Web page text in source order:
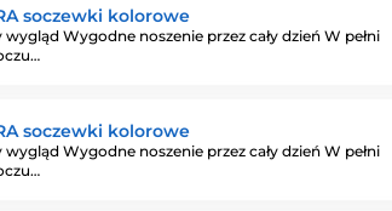
soczewki kolorowe
Wygodne noszenie przez cały dzień W pełni
soczewki kolorowe
Wygodne noszenie przez cały dzień W pełni